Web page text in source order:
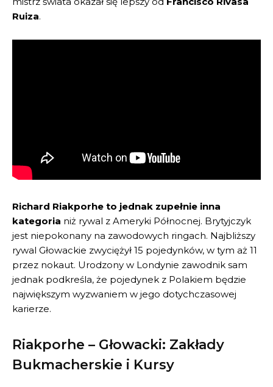
Ruiza.
Richard Riakporhe to jednak zupełnie inna
kategoria niż rywal z Ameryki Północnej. Brytyjczyk
jest niepokonany na zawodowych ringach. Najbliższy
rywal Głowackie zwyciężył 15 pojedynków, w tym aż 11
przez nokaut. Urodzony w Londynie zawodnik sam
jednak podkreśla, że pojedynek z Polakiem będzie
największym wyzwaniem w jego dotychczasowej
karierze.
Riakporhe – Głowacki: Zakłady
Bukmacherskie i Kursy